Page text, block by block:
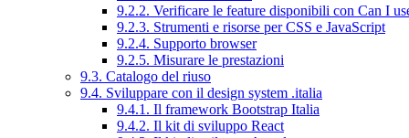
9.2.2. Verificare le feature disponibili con Can I
9.2.3. Strumenti e risorse per CSS e JavaScript
9.2.4. Supporto browser
9.2.5. Misurare le prestazioni
9.3. Catalogo del riuso
9.4. Sviluppare con il design system .italia
9.4.1. Il framework Bootstrap Italia
9.4.2. Il kit di sviluppo React